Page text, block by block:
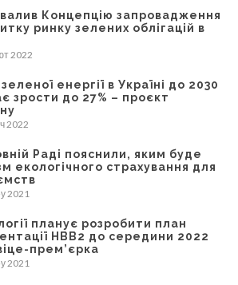
Концепцію запровадження
ринку зелених облігацій в
2022
енергії в Україні до 2030
зрости до 27% – проєкт
2022
Раді пояснили, яким буде
екологічного страхування для
2021
планує розробити план
НВВ2 до середини 2022
прем’єрка
2021